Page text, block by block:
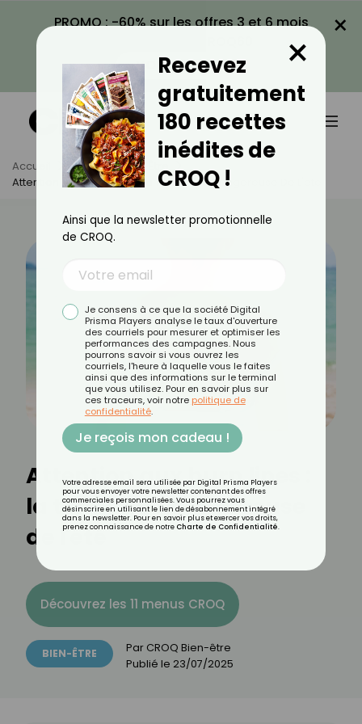
PROMO : -60% sur les offres 3 et 6 mois
VOIR LA PROMO
×
Accueil Actus
Bien-Être
Attention Aux Burn Lines : La Tendance Dangereuse De L'été
Attention aux burn lines :
la tendance dangereuse
de l'été
Découvrez les 11 menus CROQ
BIEN-ÊTRE Par CROQ Bien-être
Publié le 23/07/2025
Recevez
gratuitement
180 recettes
inédites de
CROQ !
×
Ainsi que la newsletter promotionnelle
de CROQ.
Je consens à ce que la société Digital
Prisma Players analyse le taux d'ouverture
des courriels pour mesurer et optimiser les
performances des campagnes. Nous
pourrons savoir si vous ouvrez les
courriels, l'heure à laquelle vous le faites
ainsi que des informations sur le terminal
que vous utilisez. Pour en savoir plus sur
ces traceurs, voir notre politique de
confidentialité.
Je reçois mon cadeau !
Votre adresse email sera utilisée par Digital Prisma Players
pour vous envoyer votre newsletter contenant des offres
commerciales personnalisées. Vous pourrez vous
désinscrire en utilisant le lien de désabonnement intégré
dans la newsletter. Pour en savoir plus et exercer vos droits,
prenez connaissance de notre Charte de Confidentialité.